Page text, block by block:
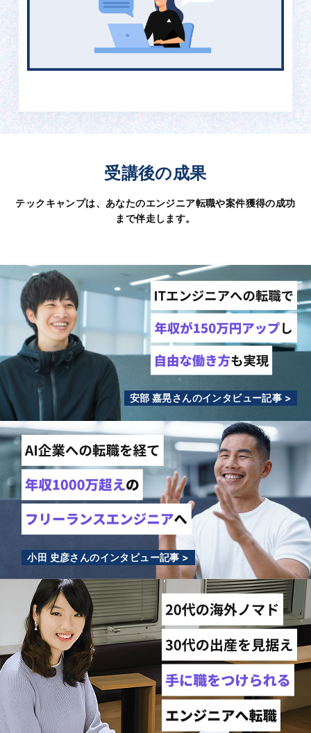
受講後の成果
テックキャンプは、あなたのエンジニア転職や案件獲得の成功
まで伴走します。
安部 嘉晃さんのインタビュー記事 >
小田 史彦さんのインタビュー記事 >